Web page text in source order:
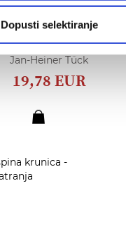
Dopusti selektiranje
Dar prisutnosti
Jan-Heiner Tück
19,78 EUR